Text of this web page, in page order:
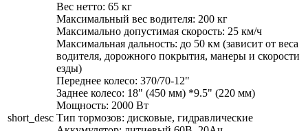
short_desc
Вес нетто: 65 кг
Максимальный вес водителя: 200 кг
Максимально допустимая скорость: 25 км/ч
Максимальная дальность: до 50 км (зависит от веса
водителя, дорожного покрытия, манеры и скорости
езды)
Переднее колесо: 370/70-12"
Заднее колесо: 18" (450 мм) *9.5" (220 мм)
Мощность: 2000 Вт
Тип тормозов: дисковые, гидравлические